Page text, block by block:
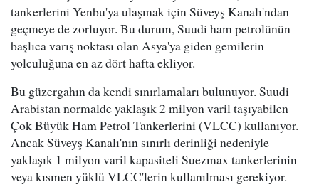
tankerlerini Yenbu'ya ulaşmak için Süveyş Kanalı'ndan
geçmeye de zorluyor. Bu durum, Suudi ham petrolünün
başlıca varış noktası olan Asya'ya giden gemilerin
yolculuğuna en az dört hafta ekliyor.
Bu güzergahın da kendi sınırlamaları bulunuyor. Suudi
Arabistan normalde yaklaşık 2 milyon varil taşıyabilen
Çok Büyük Ham Petrol Tankerlerini (VLCC) kullanıyor.
Ancak Süveyş Kanalı'nın sınırlı derinliği nedeniyle
yaklaşık 1 milyon varil kapasiteli Suezmax tankerlerinin
veya kısmen yüklü VLCC'lerin kullanılması gerekiyor.